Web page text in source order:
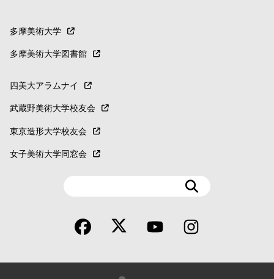
多摩美術大学
多摩美術大学図書館
四美大アラムナイ
武蔵野美術大学校友会
東京造形大学校友会
女子美術大学同窓会